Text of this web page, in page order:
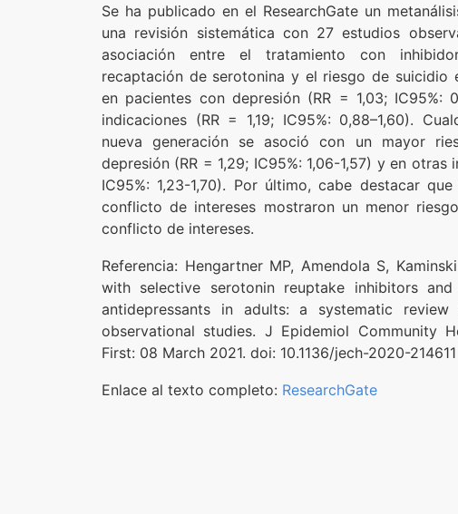
Se ha publicado en el ResearchGate un
una revisión sistemática con 27 estudios
asociación entre el tratamiento con
recaptación de serotonina y el riesgo de suicidio
en pacientes con depresión (RR = 1,03; IC95%:
indicaciones (RR = 1,19; IC95%: 0,88–1,60).
nueva generación se asoció con un mayor
depresión (RR = 1,29; IC95%: 1,06-1,57) y en otras
IC95%: 1,23-1,70). Por último, cabe destacar
conflicto de intereses mostraron un menor
conflicto de intereses.
Referencia: Hengartner MP, Amendola S,
with selective serotonin reuptake inhibitors
antidepressants in adults: a systematic
observational studies. J Epidemiol Community
First: 08 March 2021. doi: 10.1136/jech-2020-214611
Enlace al texto completo: ResearchGate